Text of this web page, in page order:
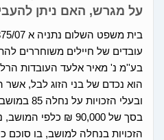
על מגרש, האם ניתן
עובדים של חיילים משוחררים
בע''מ נ' מאיר אלעד העובדות
הוא נכדם של בני הזוג לבל, אשר
ובעלי
בסך של 90,000 ₪
הזכויות בנחלה למושב, בו סוכם